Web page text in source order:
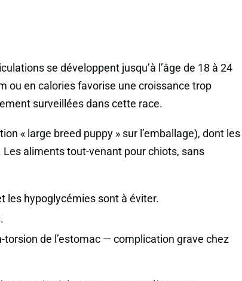
se développent jusqu’à l’âge de 18 à 24
ou en calories favorise une croissance trop
surveillées dans cette race.
« large breed puppy » sur l’emballage), dont les
aliments tout-venant pour chiots, sans
les hypoglycémies sont à éviter.
de l’estomac — complication grave chez